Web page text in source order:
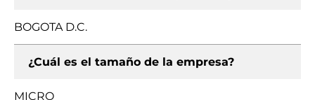
BOGOTA D.C.
¿Cuál es el tamaño de la empresa?
MICRO